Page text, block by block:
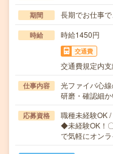
期間 長期でお仕事
時給 時給1450円
交通費
交通費規定内
仕事内容
光ファイバ心
研磨・確認細
応募資格
職種未経験OK
◆未経験OK！
で気軽にオン